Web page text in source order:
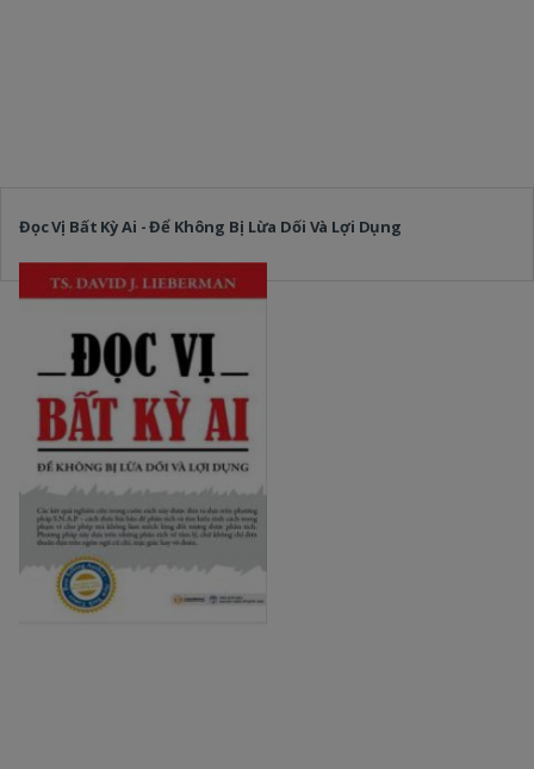
Đọc Vị Bất Kỳ Ai - Để Không Bị Lừa Dối Và Lợi Dụng